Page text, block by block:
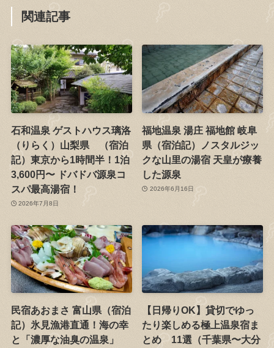
関連記事
石和温泉 ゲストハウス璃洛
（りらく）山梨県 （宿泊
記）東京から1時間半！1泊
3,600円〜 ドバドバ源泉コ
スパ最高湯宿！
2026年7月8日
福地温泉 湯庄 福地館 岐阜
県（宿泊記）ノスタルジッ
クな山里の湯宿 天皇が療養
した源泉
2026年6月16日
民宿あおまさ 富山県（宿泊
記）氷見漁港直通！海の幸
と「濃厚な油臭の温泉」
【日帰りOK】貸切でゆっ
たり楽しめる極上温泉宿ま
とめ 11選（千葉県〜大分